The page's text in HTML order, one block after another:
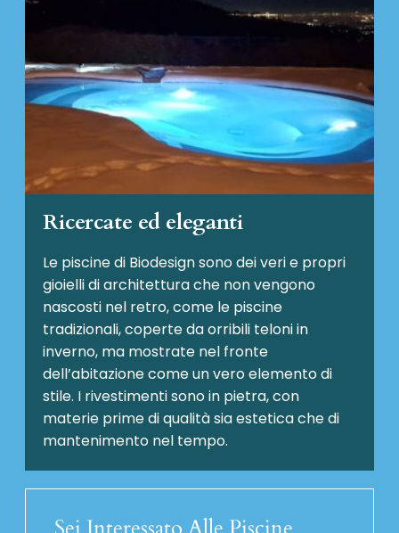
Ricercate ed eleganti
Le piscine di Biodesign sono dei veri e propri
gioielli di architettura che non vengono
nascosti nel retro, come le piscine
tradizionali, coperte da orribili teloni in
inverno, ma mostrate nel fronte
dell’abitazione come un vero elemento di
stile. I rivestimenti sono in pietra, con
materie prime di qualità sia estetica che di
mantenimento nel tempo.